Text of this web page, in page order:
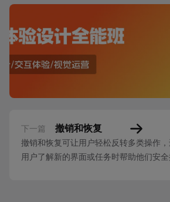
下一篇 撤销和恢复
撤销和恢复可让用户轻松反转多类操作
用户了解新的界面或任务时帮助他们安全